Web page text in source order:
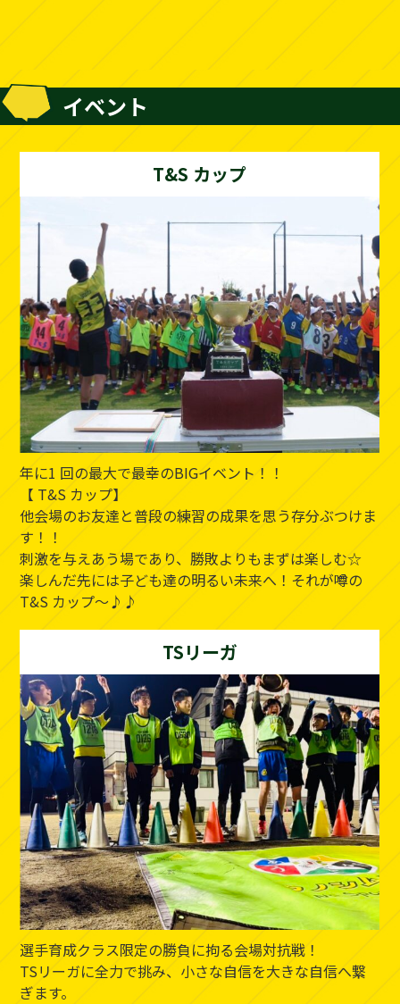
イベント
T&S カップ
年に1 回の最大で最幸のBIGイベント！！
【 T&S カップ】
他会場のお友達と普段の練習の成果を思う存分ぶつけま
す！！
刺激を与えあう場であり、勝敗よりもまずは楽しむ☆
楽しんだ先には子ども達の明るい未来へ！それが噂の
T&S カップ～♪♪
TSリーガ
選手育成クラス限定の勝負に拘る会場対抗戦！
TSリーガに全力で挑み、小さな自信を大きな自信へ繋
ぎます。